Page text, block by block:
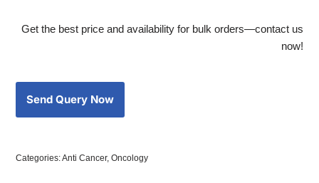
Get the best price and availability for bulk orders—contact us
now!
Categories:Anti Cancer, Oncology